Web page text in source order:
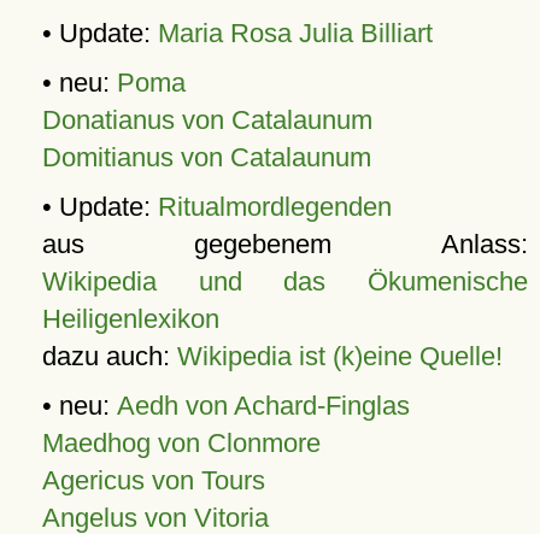
• Update: Maria Rosa Julia Billiart
• neu: Poma
Donatianus von Catalaunum
Domitianus von Catalaunum
• Update: Ritualmordlegenden
aus gegebenem Anlass:
Wikipedia und das Ökumenische
Heiligenlexikon
dazu auch: Wikipedia ist (k)eine Quelle!
• neu: Aedh von Achard-Finglas
Maedhog von Clonmore
Agericus von Tours
Angelus von Vitoria